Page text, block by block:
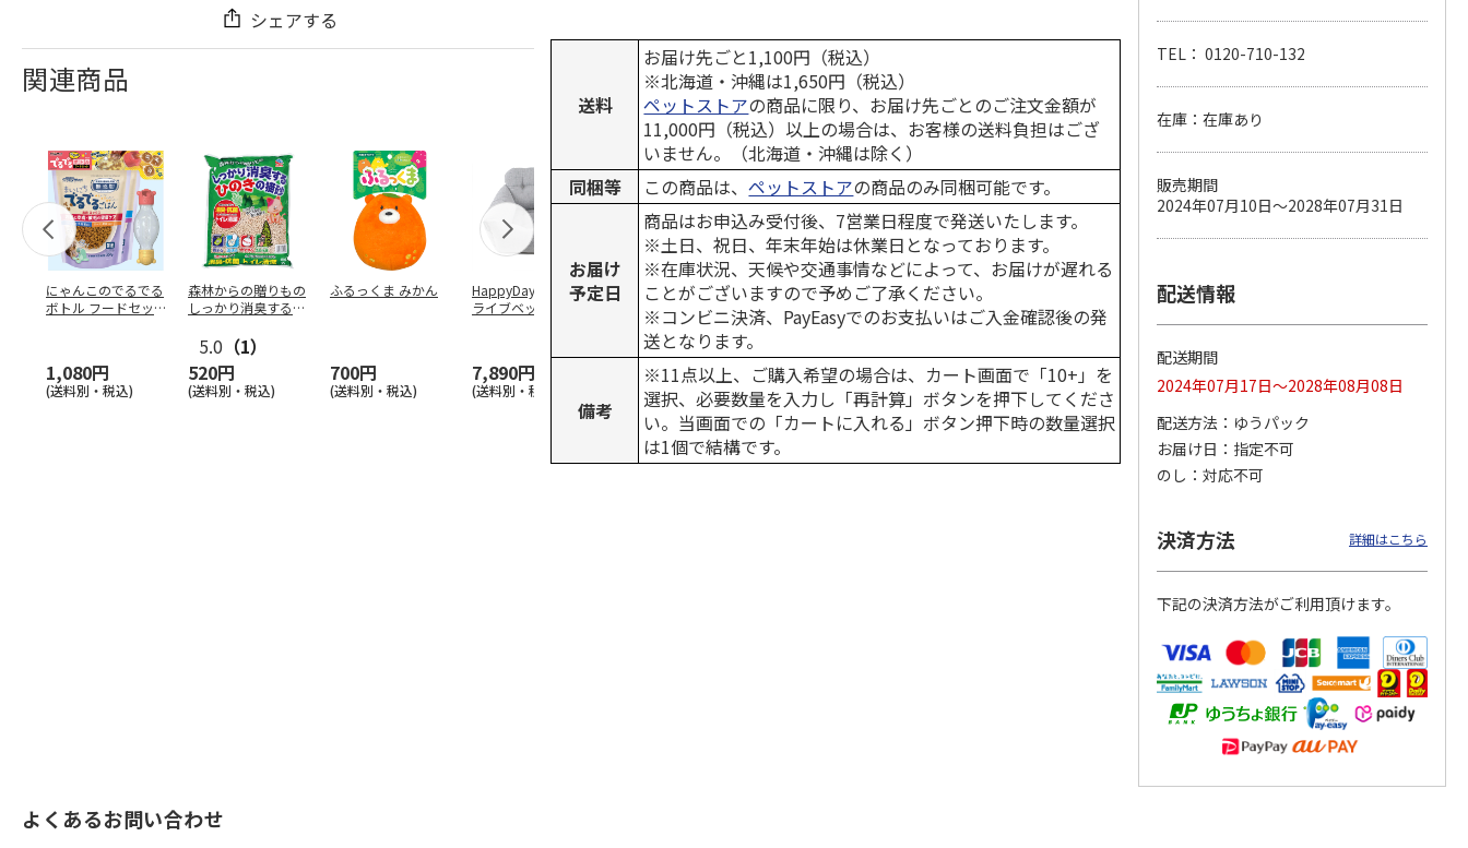
シェアする
関連商品
にゃんこのでるでる
ボトル フードセッ
1,080円
(送料別・税込)
森林からの贈りもの
しっかり消臭するひ
5.0 （1）
520円
(送料別・税込)
ふるっくま みかん
700円
(送料別・税込)
HappyDays 2wayド
ライブベッド グレ
7,890円
(送料別・税込)
獣医師開発 ニオイ
をとる砂専用 猫ト
イレ ナチュラルグ
1,550円
(送料別・税込)
デオトイレ 飛び散
らない消臭・抗菌サ
ンド 4L
1,320円
(送料別・税込)
無添加良品 カムカ
ムデンタルコーン
ぐるぐるボーン型 S
470円
(送料別・税込)
チ 健康に育つ子ね
こ用 まぐろ・かつ
120円
(送料別・税込)
ペット線香 虹のか
なた フルーティフ
ローラルの香り
590円
(送料別・税込)
100円
(送料別・税込)
送料
お届け先ごと1,100円（税込）
※北海道・沖縄は1,650円（税込）
ペットストアの商品に限り、お届け先ごとのご注文金額が
11,000円（税込）以上の場合は、お客様の送料負担はござ
いません。（北海道・沖縄は除く）
同梱等
この商品は、ペットストアの商品のみ同梱可能です。
お届け
予定日
商品はお申込み受付後、7営業日程度で発送いたします。
※土日、祝日、年末年始は休業日となっております。
※在庫状況、天候や交通事情などによって、お届けが遅れる
ことがございますので予めご了承ください。
※コンビニ決済、PayEasyでのお支払いはご入金確認後の発
送となります。
備考
※11点以上、ご購入希望の場合は、カート画面で「10+」を
選択、必要数量を入力し「再計算」ボタンを押下してくださ
い。当画面での「カートに入れる」ボタン押下時の数量選択
は1個で結構です。
TEL： 0120-710-132
在庫：在庫あり
販売期間
2024年07月10日～2028年07月31日
配送情報
配送期間
2024年07月17日～2028年08月08日
配送方法
ゆうパック
お届け日
指定不可
のし
対応不可
決済方法 詳細はこちら
下記の決済方法がご利用頂けます。
よくあるお問い合わせ